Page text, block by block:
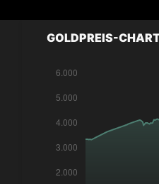
GOLDPREIS-